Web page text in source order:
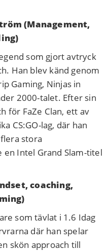
(Management,
som gjort avtryck
Han blev känd genom
Gaming, Ninjas in
2000-talet. Efter sin
för FaZe Clan, ett av
CS:GO-lag, där han
stora
Intel Grand Slam-titel
coaching,
som tävlat i 1.6 Idag
där han spelar
skön approach till